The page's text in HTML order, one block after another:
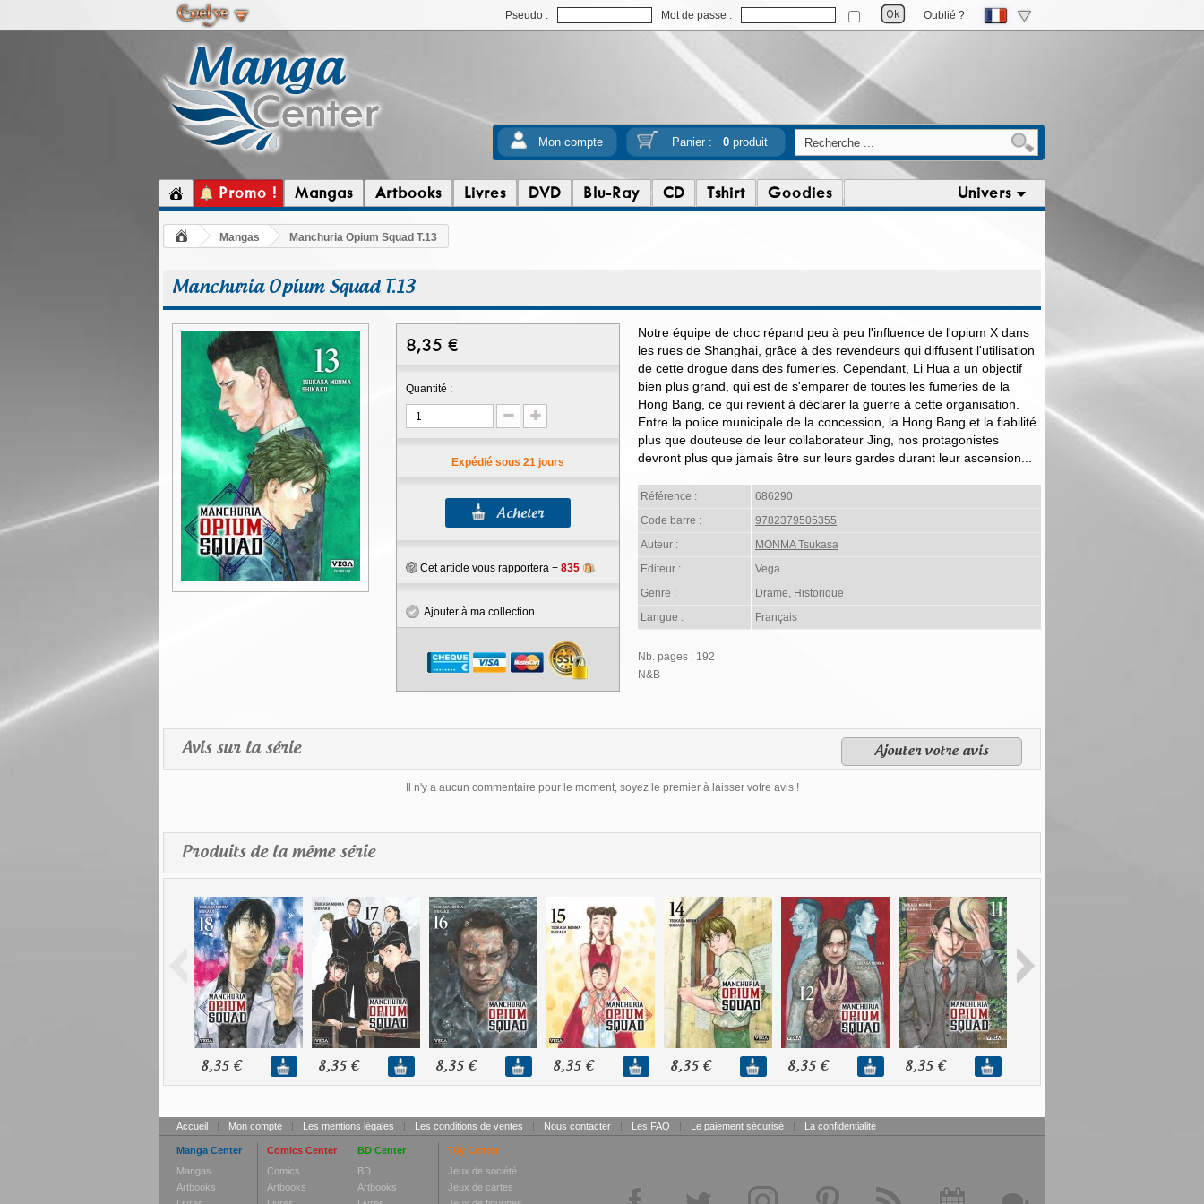
Pseudo : Mot de passe : Oublié ?
Mon compte Panier : 0produit
Promo ! Mangas Artbooks Livres DVD Blu-Ray CD Tshirt Goodies Univers
Mangas Manchuria Opium Squad T.13
Manchuria Opium Squad T.13
8,35 €
Quantité :
Expédié sous 21 jours
Cet article vous rapportera + 835
Ajouter à ma collection
Notre équipe de choc répand peu à peu l'influence de l'opium X dans
les rues de Shanghai, grâce à des revendeurs qui diffusent l'utilisation
de cette drogue dans des fumeries. Cependant, Li Hua a un objectif
bien plus grand, qui est de s'emparer de toutes les fumeries de la
Hong Bang, ce qui revient à déclarer la guerre à cette organisation.
Entre la police municipale de la concession, la Hong Bang et la fiabilité
plus que douteuse de leur collaborateur Jing, nos protagonistes
devront plus que jamais être sur leurs gardes durant leur ascension...
Référence :
686290
Code barre :
9782379505355
Auteur :
MONMA Tsukasa
Editeur :
Vega
Genre :
Drame, Historique
Langue :
Français
Nb. pages : 192
N&B
Avis sur la série Ajouter votre avis
Il n'y a aucun commentaire pour le moment, soyez le premier à laisser votre avis !
Produits de la même série
8,35 € 8,35 € 8,35 € 8,35 € 8,35 € 8,35 € 8,35 €
Accueil | Mon compte | Les mentions légales | Les conditions de ventes | Nous contacter | Les FAQ | Le paiement sécurisé | La confidentialité
Manga Center
Mangas
Artbooks
Comics Center
Comics
Artbooks
BD Center
BD
Artbooks
Toy Center
Jeux de société
Jeux de cartes